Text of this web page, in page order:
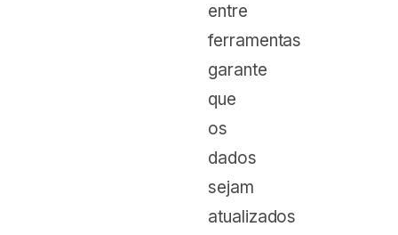
entre
ferramentas
garante
que
os
dados
sejam
atualizados